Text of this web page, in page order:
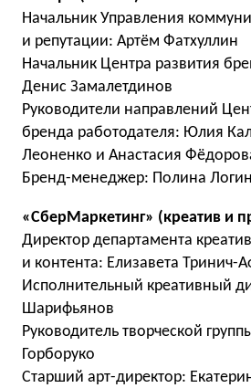
Начальник Управления
и репутации: Артём Фатхуллин
Начальник Центра развития
Денис Замалетдинов
Руководители направлений
бренда работодателя: Юлия
Леоненко и Анастасия
Бренд-менеджер: Полина
«СберМаркетинг» (креатив и
Директор департамента
и контента: Елизавета Тринич-
Исполнительный креативный
Шарифьянов
Руководитель творческой
Горборуко
Старший арт-директор: